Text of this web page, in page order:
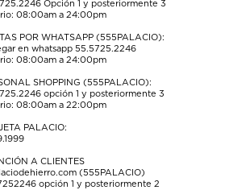
de
de
de
envío.
Opción 1 y posteriormente 3
08:00am a 24:00pm
POR WHATSAPP (555PALACIO):
en whatsapp 55.5725.2246
08:00am a 24:00pm
SHOPPING (555PALACIO):
opción 1 y posteriormente 3
08:00am a 22:00pm
PALACIO:
A CLIENTES
(555PALACIO)
opción 1 y posteriormente 2